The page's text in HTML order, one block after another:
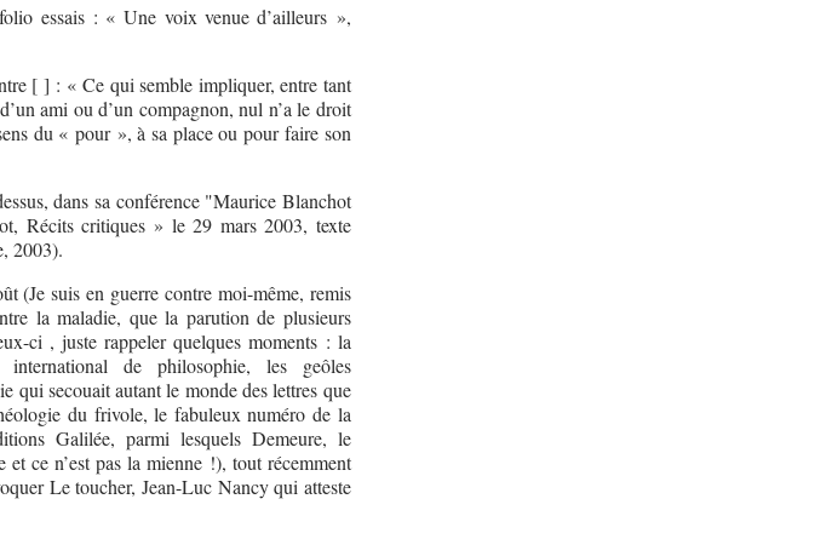
essais : « Une voix venue d’ailleurs »,
[ ] : « Ce qui semble impliquer, entre tant
ami ou d’un compagnon, nul n’a le droit
du « pour », à sa place ou pour faire son
dans sa conférence "Maurice Blanchot
Récits critiques » le 29 mars 2003, texte
2003).
(Je suis en guerre contre moi-même, remis
la maladie, que la parution de plusieurs
ci , juste rappeler quelques moments : la
de philosophie, les geôles
qui secouait autant le monde des lettres que
du frivole, le fabuleux numéro de la
Galilée, parmi lesquels Demeure, le
et ce n’est pas la mienne !), tout récemment
Le toucher, Jean-Luc Nancy qui atteste